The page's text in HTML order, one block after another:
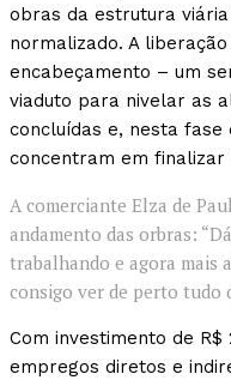
obras da estrutura
normalizado. A
encabeçamento – um
viaduto para nivelar as
concluídas e, nesta fase
concentram em finalizar
A comerciante Elza de
andamento das orbras:
trabalhando e agora mais
consigo ver de perto tudo
Com investimento de
empregos diretos e